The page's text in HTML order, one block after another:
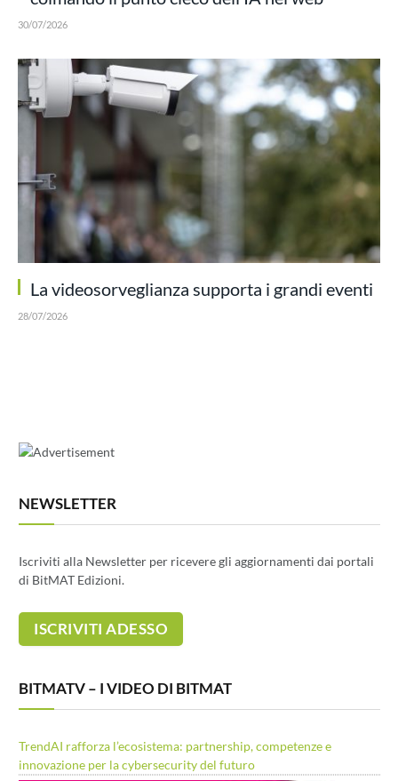
30/07/2026
La videosorveglianza supporta i grandi eventi
28/07/2026
NEWSLETTER
Iscriviti alla Newsletter per ricevere gli aggiornamenti dai portali
di BitMAT Edizioni.
BITMATV – I VIDEO DI BITMAT
TrendAI rafforza l’ecosistema: partnership, competenze e
innovazione per la cybersecurity del futuro